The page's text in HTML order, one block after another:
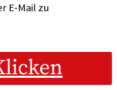
E-Mail zu